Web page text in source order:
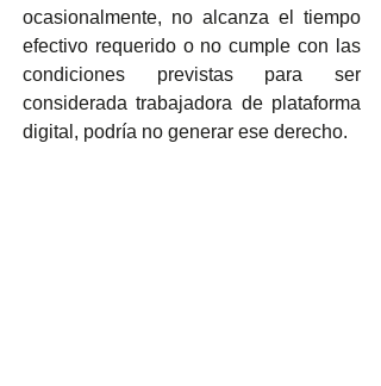
ocasionalmente, no alcanza el tiempo
efectivo requerido o no cumple con las
condiciones previstas para ser
considerada trabajadora de plataforma
digital, podría no generar ese derecho.